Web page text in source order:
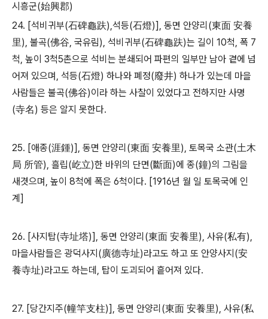
시흥군(始興郡)
24. [석비귀부(石碑龜趺),석등(石燈)], 동면 안양리 (東面 安養
里), 불곡(佛谷, 국유림), 석비귀부(石碑龜趺)는 길이 10척, 폭 7
척, 높이 3척5촌으로 석비는 분쇄되어 파편의 일부만 남아 곁에 넘
어져 있으며, 석등(石燈) 하나와 폐정(廢井) 하나가 있는데 마을
사람들은 불곡(佛谷)이라 하는 사찰이 있었다고 전하지만 사명
(寺名) 등은 알지 못한다.
25. [애종(涯鍾)], 동면 안양리 (東面 安養里), 토목국 소관(土木
局 所管), 흘립(屹立)한 바위의 단면(斷面)에 종(鐘)의 그림을
새겻으며, 높이 8척에 폭은 6척이다. [1916년 월 일 토목국에 인
계 ]
26. [사지탑(寺址塔)], 동면 안양리 (東面 安養里), 사유(私有),
마을사람들은 광덕사지 (廣德寺址)라고도 하고 또 안양사지 (安
養寺址)라고도 하는데 , 탑이 도괴되어 흩어져 있다.
27. [당간지주(幢竿支柱)], 동면 안양리 (東面 安養里), 사유(私